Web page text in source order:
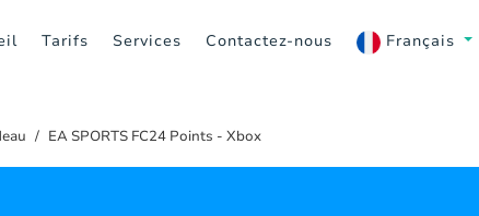
Tarifs Services Contactez-nous Français
EA SPORTS FC24 Points - Xbox